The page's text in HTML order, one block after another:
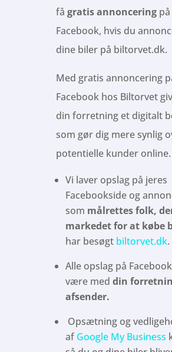
få gratis annonceringpå
Facebook, hvis du
dine biler på biltorvet.dk.
Med gratis annoncering
Facebook hos Biltorvet
din forretning et digitalt
som gør dig mere synlig
potentielle kunder
Vi laver opslag på jeres
Facebookside og
som målrettes folk,
markedet for at købe
har besøgt biltorvet.dk.
Alle opslag på
være med din
afsender.
Opsætning og
af Google My Business